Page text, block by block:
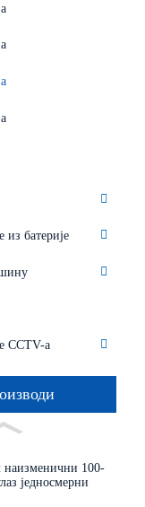
из батерије
CCTV-а
наизменични 100-
једносмерни